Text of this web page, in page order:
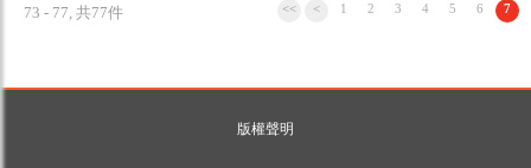
73 - 77, 共77件 << < 1 2 3 4 5 6 7
版權聲明